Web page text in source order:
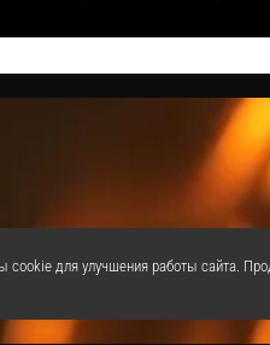
для улучшения работы сайта.